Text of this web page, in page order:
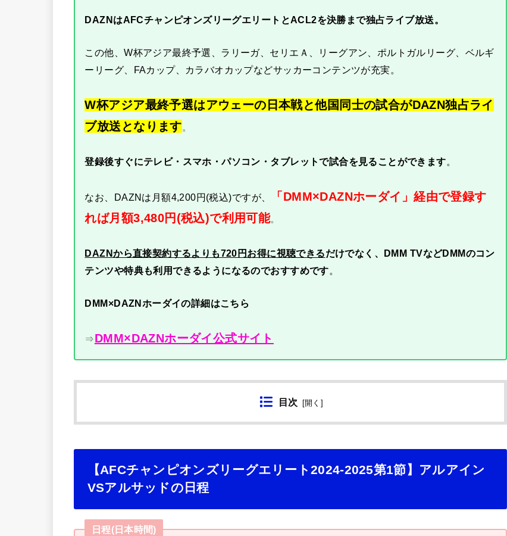
DAZNはAFCチャンピオンズリーグエリートとACL2を決勝まで独占ライブ放送。
この他、W杯アジア最終予選、ラリーガ、セリエＡ、リーグアン、ポルトガルリーグ、ベルギ
ーリーグ、FAカップ、カラバオカップなどサッカーコンテンツが充実。
W杯アジア最終予選はアウェーの日本戦と他国同士の試合がDAZN独占ライ
ブ放送となります。
登録後すぐにテレビ・スマホ・パソコン・タブレットで試合を見ることができます。
なお、DAZNは月額4,200円(税込)ですが、
「DMM×DAZNホーダイ」経由で登録す
れば月額3,480円(税込)で利用可能。
DAZNから直接契約するよりも720円お得に視聴できるだけでなく、DMM TVなどDMMのコン
テンツや特典も利用できるようになるのでおすすめです
DMM×DAZNホーダイの詳細はこちら
⇒DMM×DAZNホーダイ公式サイト
目次 [開く ]
【AFCチャンピオンズリーグエリート2024-2025第1節】アルアイン
VSアルサッドの日程
日程(日本時間)